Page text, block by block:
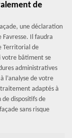
de
une déclaration
Il faudra
Territorial de
votre bâtiment se
administratives
l’analyse de votre
adaptés à
de dispositifs de
sans risque